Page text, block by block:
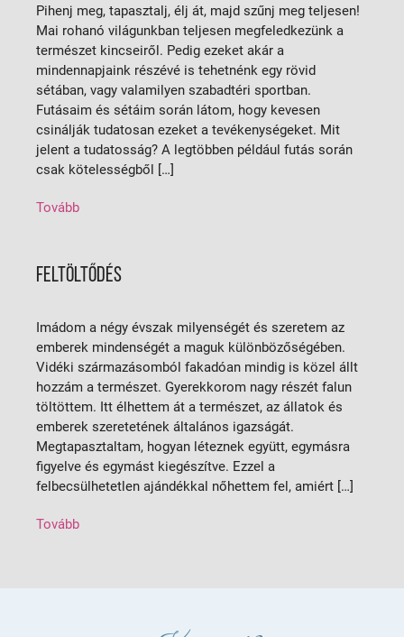
Pihenj meg, tapasztalj, élj át, majd szűnj meg teljesen!
Mai rohanó világunkban teljesen megfeledkezünk a
természet kincseiről. Pedig ezeket akár a
mindennapjaink részévé is tehetnénk egy rövid
sétában, vagy valamilyen szabadtéri sportban.
Futásaim és sétáim során látom, hogy kevesen
csinálják tudatosan ezeket a tevékenységeket. Mit
jelent a tudatosság? A legtöbben például futás során
csak kötelességből […]
Tovább
FELTÖLTŐDÉS
Imádom a négy évszak milyenségét és szeretem az
emberek mindenségét a maguk különbözőségében.
Vidéki származásomból fakadóan mindig is közel állt
hozzám a természet. Gyerekkorom nagy részét falun
töltöttem. Itt élhettem át a természet, az állatok és
emberek szeretetének általános igazságát.
Megtapasztaltam, hogyan léteznek együtt, egymásra
figyelve és egymást kiegészítve. Ezzel a
felbecsülhetetlen ajándékkal nőhettem fel, amiért […]
Tovább